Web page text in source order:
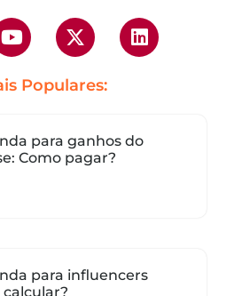
Populares:
para ganhos do
Como pagar?
para influencers